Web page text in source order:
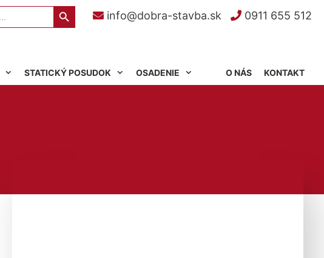
info@dobra-stavba.sk 0911 655 512
Search Button
STATICKÝ POSUDOK OSADENIE KONTAKT
O NÁS